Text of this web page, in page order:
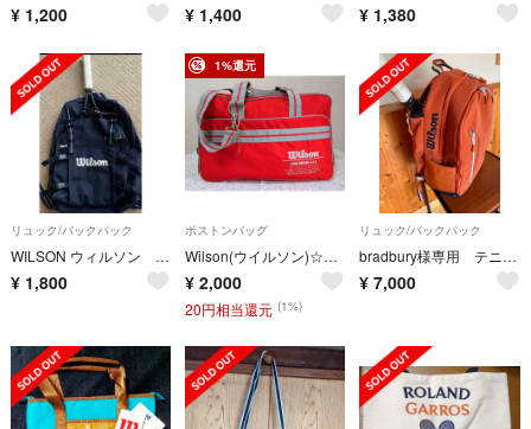
¥ 1,200 ¥ 1,400 ¥ 1,380
リュック/バックパック
WILSON ウィルソン テニスバックパック 最終お値引き
¥ 1,800
1%還元
ボストンバッグ
Wilson(ウイルソン)☆スポーツバッグ☆昭和レトロ☆清里★
¥ 2,000
20円相当還元 (1%)
リュック/バックパック
bradbury様専用 テニス ウィルソン バッグ リュック ラケット収納
¥ 7,000